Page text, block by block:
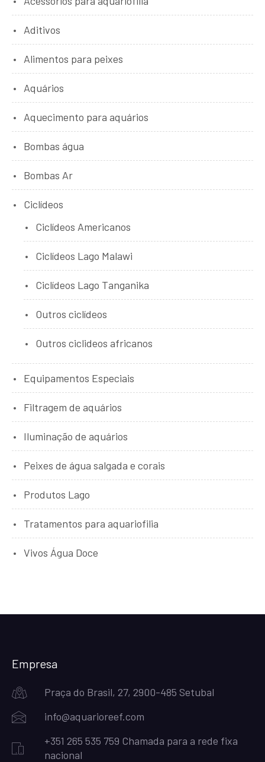
Aditivos
Alimentos para peixes
Aquários
Aquecimento para aquários
Bombas água
Bombas Ar
Ciclídeos
Ciclídeos Americanos
Ciclídeos Lago Malawi
Ciclídeos Lago Tanganika
Outros ciclídeos
Outros ciclideos africanos
Equipamentos Especiais
Filtragem de aquários
Iluminação de aquários
Peixes de água salgada e corais
Produtos Lago
Tratamentos para aquariofilia
Vivos Água Doce
Empresa
Praça do Brasil, 27, 2900-485 Setubal
info@aquarioreef.com
+351 265 535 759 Chamada para a rede fixa
nacional